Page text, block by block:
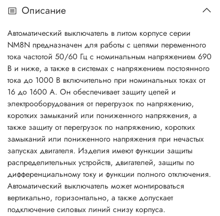
Описание
Автоматический выключатель в литом корпусе серии
NM8N предназначен для работы с цепями переменного
тока частотой 50/60 Гц с номинальным напряжением 690
В и ниже, а также в системах с напряжением постоянного
тока до 1000 В включительно при номинальных токах от
16 до 1600 A. Он обеспечивает защиту цепей и
электрооборудования от перегрузок по напряжению,
коротких замыканий или пониженного напряжения, а
также защиту от перегрузок по напряжению, коротких
замыканий или пониженного напряжения при нечастых
запусках двигателя. Изделия имеют функции защиты
распределительных устройств, двигателей, защиты по
дифференциальному току и функции полного отключения.
Автоматический выключатель может монтироваться
вертикально, горизонтально, а также допускает
подключение силовых линий снизу корпуса.